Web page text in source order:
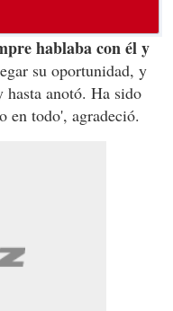
hablaba con él y
su oportunidad, y
anotó. Ha sido
en todo', agradeció.